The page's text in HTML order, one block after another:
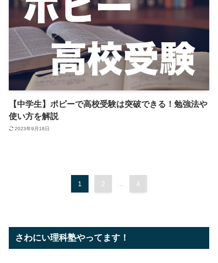
【中学生】ポピーで高校受験は突破できる！勉強法や
使い方を解説
2023年9月18日
1 2 ... 4
さわにい理科塾やってます！